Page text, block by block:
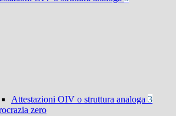
Attestazioni OIV o struttura analoga 3
zero